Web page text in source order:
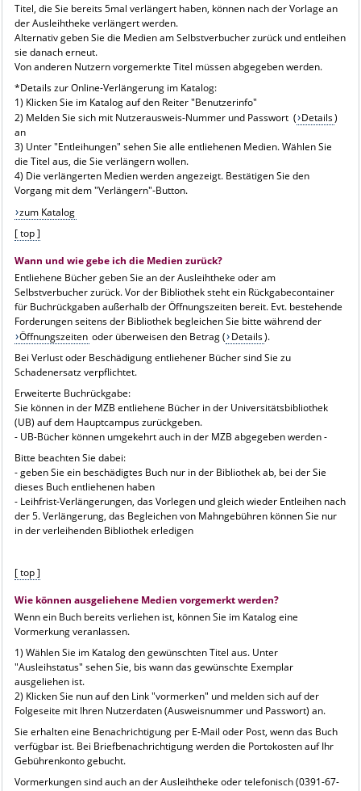
Titel, die Sie bereits 5mal verlängert haben, können nach der Vorlage an
der Ausleihtheke verlängert werden.
Alternativ geben Sie die Medien am Selbstverbucher zurück und entleihen
sie danach erneut.
Von anderen Nutzern vorgemerkte Titel müssen abgegeben werden.
*Details zur Online-Verlängerung im Katalog:
1) Klicken Sie im Katalog auf den Reiter "Benutzerinfo"
2) Melden Sie sich mit Nutzerausweis-Nummer und Passwort ( Details)
an
3) Unter "Entleihungen" sehen Sie alle entliehenen Medien. Wählen Sie
die Titel aus, die Sie verlängern wollen.
4) Die verlängerten Medien werden angezeigt. Bestätigen Sie den
Vorgang mit dem "Verlängern"-Button.
zum Katalog
[ top ]
Wann und wie gebe ich die Medien zurück?
Entliehene Bücher geben Sie an der Ausleihtheke oder am
Selbstverbucher zurück. Vor der Bibliothek steht ein Rückgabecontainer
für Buchrückgaben außerhalb der Öffnungszeiten bereit. Evt. bestehende
Forderungen seitens der Bibliothek begleichen Sie bitte während der
Öffnungszeiten oder überweisen den Betrag ( Details).
Bei Verlust oder Beschädigung entliehener Bücher sind Sie zu
Schadenersatz verpflichtet.
Erweiterte Buchrückgabe:
Sie können in der MZB entliehene Bücher in der Universitätsbibliothek
(UB) auf dem Hauptcampus zurückgeben.
- UB-Bücher können umgekehrt auch in der MZB abgegeben werden -
Bitte beachten Sie dabei:
- geben Sie ein beschädigtes Buch nur in der Bibliothek ab, bei der Sie
dieses Buch entliehenen haben
- Leihfrist-Verlängerungen, das Vorlegen und gleich wieder Entleihen nach
der 5. Verlängerung, das Begleichen von Mahngebühren können Sie nur
in der verleihenden Bibliothek erledigen
[ top ]
Wie können ausgeliehene Medien vorgemerkt werden?
Wenn ein Buch bereits verliehen ist, können Sie im Katalog eine
Vormerkung veranlassen.
1) Wählen Sie im Katalog den gewünschten Titel aus. Unter
"Ausleihstatus" sehen Sie, bis wann das gewünschte Exemplar
ausgeliehen ist.
2) Klicken Sie nun auf den Link "vormerken" und melden sich auf der
Folgeseite mit Ihren Nutzerdaten (Ausweisnummer und Passwort) an.
Sie erhalten eine Benachrichtigung per E-Mail oder Post, wenn das Buch
verfügbar ist. Bei Briefbenachrichtigung werden die Portokosten auf Ihr
Gebührenkonto gebucht.
Vormerkungen sind auch an der Ausleihtheke oder telefonisch (0391-67-